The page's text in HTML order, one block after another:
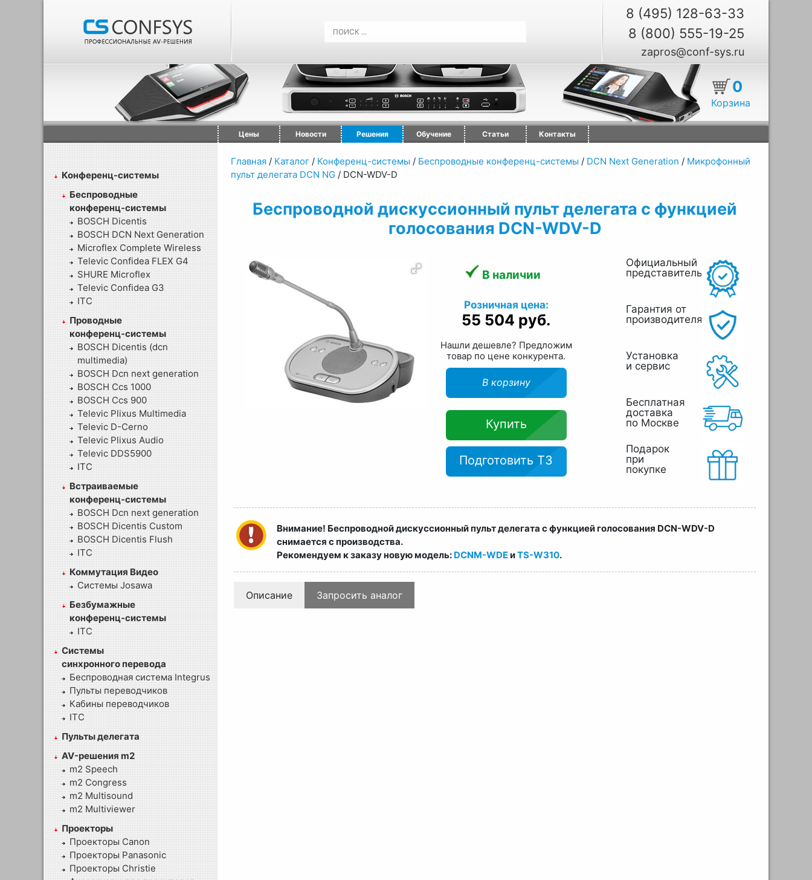
8 (495) 128-63-33
8 (800) 555-19-25
zapros@conf-sys.ru
0
Корзина
Цены Новости Решения Обучение Статьи Контакты
Конференц-системы
Беспроводные
конференц-системы
BOSCH Dicentis
BOSCH DCN Next Generation
Microflex Complete Wireless
Televic Confidea FLEX G4
SHURE Microflex
Televic Confidea G3
ITC
Проводные
конференц-системы
BOSCH Dicentis (dcn
multimedia)
BOSCH Dcn next generation
BOSCH Ccs 1000
BOSCH Ccs 900
Televic Plixus Multimedia
Televic D-Cerno
Televic Plixus Audio
Televic DDS5900
ITC
Встраиваемые
конференц-системы
BOSCH Dcn next generation
BOSCH Dicentis Custom
BOSCH Dicentis Flush
ITC
Коммутация Видео
Системы Josawa
Безбумажные
конференц-системы
ITC
Системы
синхронного перевода
Беспроводная система Integrus
Пульты переводчиков
Кабины переводчиков
ITC
Пульты делегата
AV-решения m2
m2 Speech
m2 Congress
m2 Multisound
m2 Multiviewer
Проекторы
Проекторы Canon
Проекторы Panasonic
Проекторы Christie
Главная / Каталог / Конференц-системы / Беспроводные конференц-системы / DCN Next Generation / Микрофонный
пульт делегата DCN NG / DCN-WDV-D
Беспроводной дискуссионный пульт делегата с функцией
голосования DCN-WDV-D
В наличии
Розничная цена:
55 504 руб.
Нашли дешевле? Предложим
товар по цене конкурента.
В корзину
Купить
Подготовить ТЗ
Официальный
представитель
Гарантия от
производителя
Установка
и сервис
Бесплатная
доставка
по Москве
Подарок
при
покупке
Внимание! Беспроводной дискуссионный пульт делегата с функцией голосования DCN-WDV-D
снимается с производства.
Рекомендуем к заказу новую модель: DCNM-WDEиTS-W310.
Описание Запросить аналог